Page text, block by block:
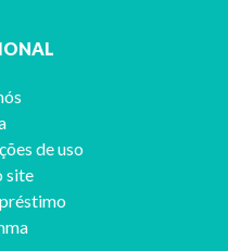
de uso
site